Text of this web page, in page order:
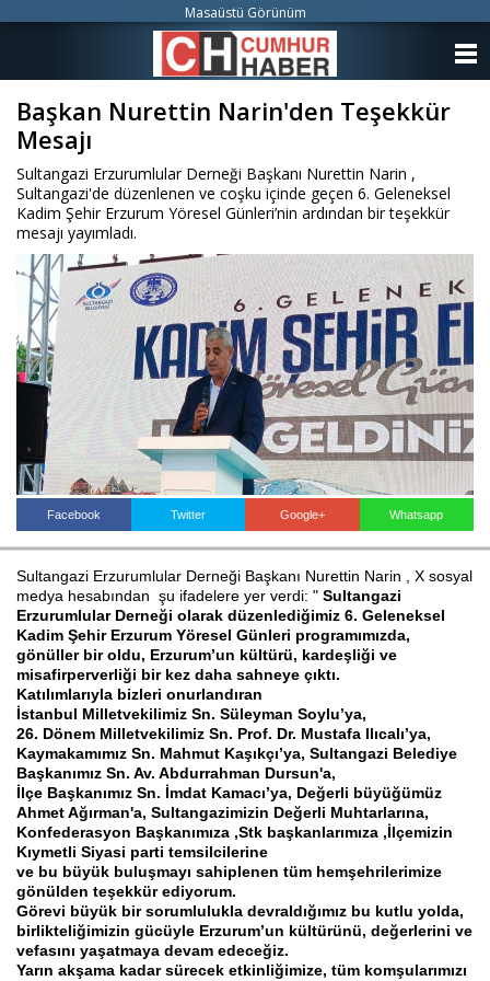
Başkan Nurettin Narin'den Teşekkür
Mesajı
Sultangazi Erzurumlular Derneği Başkanı Nurettin Narin ,
Sultangazi'de düzenlenen ve coşku içinde geçen 6. Geleneksel
Kadim Şehir Erzurum Yöresel Günleri’nin ardından bir teşekkür
mesajı yayımladı.
Facebook Twitter Google+ Whatsapp
Sultangazi Erzurumlular Derneği Başkanı Nurettin Narin , X sosyal
medya hesabından şu ifadelere yer verdi: " Sultangazi
Erzurumlular Derneği olarak düzenlediğimiz 6. Geleneksel
Kadim Şehir Erzurum Yöresel Günleri programımızda,
gönüller bir oldu, Erzurum’un kültürü, kardeşliği ve
misafirperverliği bir kez daha sahneye çıktı.
Katılımlarıyla bizleri onurlandıran
İstanbul Milletvekilimiz Sn. Süleyman Soylu’ya,
26. Dönem Milletvekilimiz Sn. Prof. Dr. Mustafa Ilıcalı’ya,
Kaymakamımız Sn. Mahmut Kaşıkçı’ya, Sultangazi Belediye
Başkanımız Sn. Av. Abdurrahman Dursun'a,
İlçe Başkanımız Sn. İmdat Kamacı’ya, Değerli büyüğümüz
Ahmet Ağırman'a, Sultangazimizin Değerli Muhtarlarına,
Konfederasyon Başkanımıza ,Stk başkanlarımıza ,İlçemizin
Kıymetli Siyasi parti temsilcilerine
ve bu büyük buluşmayı sahiplenen tüm hemşehrilerimize
gönülden teşekkür ediyorum.
Görevi büyük bir sorumlulukla devraldığımız bu kutlu yolda,
birlikteliğimizin gücüyle Erzurum’un kültürünü, değerlerini ve
vefasını yaşatmaya devam edeceğiz.
Yarın akşama kadar sürecek etkinliğimize, tüm komşularımızı
Masaüstü Görünüm
KATEGORİLER
ANKETLER
FOTO GALERİ
VİDEO GALERİ
KÜNYE
İLETİŞİM
Haberin Doğru Adresi.